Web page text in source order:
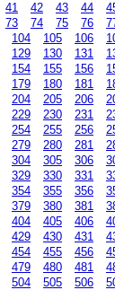
41 42 43 44
73 74 75 76
104 105 106
129 130 131
154 155 156
179 180 181
204 205 206
229 230 231
254 255 256
279 280 281
304 305 306
329 330 331
354 355 356
379 380 381
404 405 406
429 430 431
454 455 456
479 480 481
504 505 506